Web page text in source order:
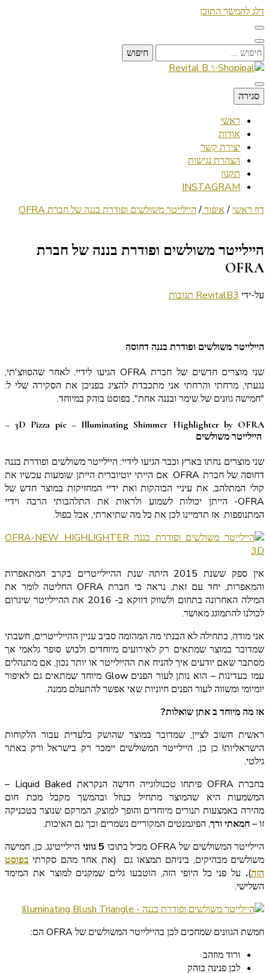
דלג להמשך התוכן
חיפוש:
Revital B.✨Shopipal
Lifestyle ✦ Beauty ✦ Vegan ✦ Travel
סגירה
ראשי
אודות
יצירת קשר
הצהרת נגישות
תקנון
INSTAGRAM
דף ראשי/ איפור/ היילייטר משולשים ופודרת בננה של חברת OFRA
היילייטר משולשים ופודרת בננה של חברת
OFRA
על-ידי RevitalB3 תגובות
על
בננה
חברת
OFRA
היילייטר משולשים ופודרת בננה דחוסה
שני מוצרים חדשים של חברת OFRA הגיעו לידיי. לאחר שהסווצ'תי,
נגעתי, מרחתי והרחתי אני מתכבדת להציג בפניכן את הסקירה שלי ל:
"חמישה גוונים של שימר ובננה אחת", בפוסט בוהק במיוחד.
3D Pizza pie – Illuminating Shimmer Highlighter by OFRA –
היילייטר משולשים
שני מוצרים נחתו בארץ וכבר הגיעו לידיי: היילייטר משולשים ופודרת בננה
דחוסה של חברת OFRA. אם הייתי יוטיוברית הייתן שומעות עכשיו את
קולי המתלהב, את עיניי הבוהקות ואת ידיי המחזיקות במוצר חדש של
OFRA- הייתן יכולות לשמוע ולראות את התלהבותי הרבה וידיי
המתנופפות. אז תדמיינו לכן את כל מה שתיארתי, אבל כפול.
אין ספק ששנת 2015 היתה שנת ההיילייטרים בקרב המתאפרות
והמאפרות, יחד עם זאת, נראה כי חברת OFRA החליטה לומר את
המילה האחרונה בתחום ולשווק דווקא ב- 2016 את ההיילייטר שיגרום
לכולנו להתמוגג מאושר.
אני מודה, בתחילה לא הבנתי מה המהומה סביב עניין ההיילייטרים, חשבתי
שמדובר במוצר שמתאים רק לאירועים מיוחדים ולבוש סופר גלאמי אך
מסתבר שאם יודעים איך להניח את ההיילייטר או יותר נכון, אם מתנהלים
עמו בעדינות – הוא נותן לעור הפנים Glow מיוחד שמתאים גם לאיפור
יומיומי ומשווה לעור הפנים חיוניות שאי אפשר להתעלם ממנה.
אז מה מיוחד ב אתן שואלות?
ראשית חשוב לציין, שמדובר במוצר שהושק בלעדית עבור הלקוחות
הישראליות! כן כן, היילייטר המשולשים יימכר רק בישראל ורק באתר
גילטי.
בחברת OFRA פיתחו טכנולוגייה חדשה הנקראת Liquid Baked –
המשמעות היא שהמוצר מתחיל כנוזל ובהמשך מקבל מכת חום
מהירה באמצעות תנורים מיוחדים והופך למוצק, המרקם שנוצר בטכניקה
זו –חמאתי ורך, הפיגמנטים המקוריים נשמרים וכך גם האיכות.
היילייטר המשולשים של OFRA מכיל בתוכו
5 גווני
היילייטינג. כן, חמישה
משולשים מבהיקים, ביניהם תמצאו גם
(את אחד מהם סקרתי בפוסט
הזה)
. על פני כל היופי הזה, הוטבעו גלים שמקנים למוצר את המימד
השלישי.
חמשת הגוונים שמחכים לכן בהיילייטר המשולשים של OFRA הם:
ורוד מוזהב
לבן פנינה בוהק